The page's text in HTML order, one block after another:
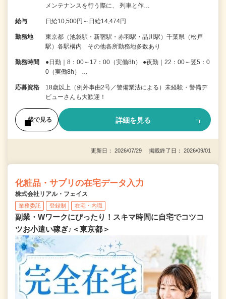
メンテナンスを行う際に、 列車と作…
給与 日給10,500円～日給14,474円
勤務地
東京都（池袋駅・新宿駅・赤羽駅・品川駅）千葉県（松戸
駅）各駅構内 その他各所勤務地多数あり
勤務時間
●日勤｜8：00～17：00（実働8h） ●夜勤｜22：00～翌5：0
0（実働8h） …
応募資格
18歳以上（例外事由2号／警備業法による）未経験・警備デ
ビューさんも大歓迎！
後で見る 詳細を見る
更新日： 2026/07/29 掲載終了日： 2026/09/01
化粧品・サプリの在宅データ入力
株式会社リアル・フェイス
業務委託 登録制 在宅・内職
副業・Wワークにぴったり！スキマ時間に自宅でコツコ
ツお小遣い稼ぎ♪＜東京都＞